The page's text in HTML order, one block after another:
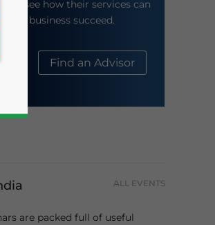
to see how their services can
your business succeed.
Find an Advisor
ALL EVENTS
are packed full of useful